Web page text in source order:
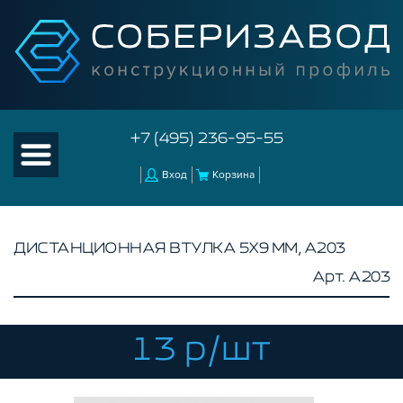
+7 (495) 236-95-55
Вход Корзина
КОМПЛЕКТУЮЩИЕ К ЧПУ
АКСЕССУАРЫ ДЛЯ V-ПАЗА
ДИСТАНЦИОННАЯ ВТУЛКА 5Х9 ММ, A203
Арт. A203
13 р/шт